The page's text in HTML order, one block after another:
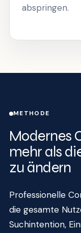
abspringen.
METHODE
Modernes
mehr als
zu ändern
Professionelle
die gesamte
Suchintention,